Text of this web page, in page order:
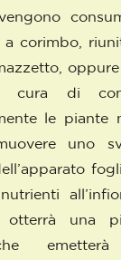
a corimbo,
cura di
le piante
uno
otterrà una
emetterà